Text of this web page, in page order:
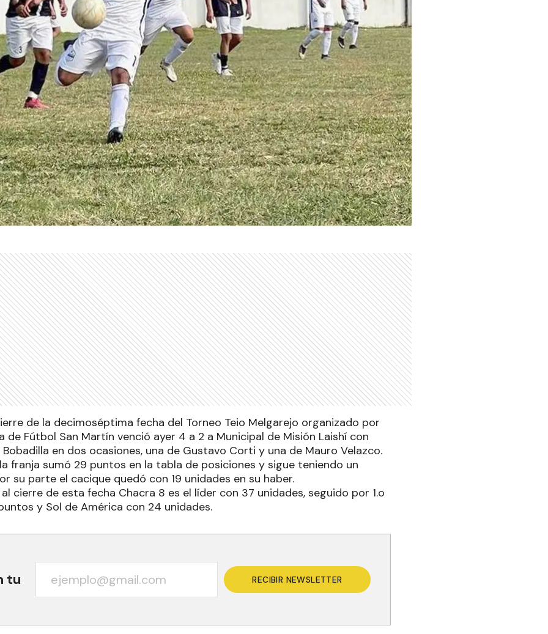
de la decimoséptima fecha del Torneo Teio Melgarejo organizado por
de Fútbol San Martín venció ayer 4 a 2 a Municipal de Misión Laishí con
en dos ocasiones, una de Gustavo Corti y una de Mauro Velazco.
franja sumó 29 puntos en la tabla de posiciones y sigue teniendo un
su parte el cacique quedó con 19 unidades en su haber.
cierre de esta fecha Chacra 8 es el líder con 37 unidades, seguido por 1.o
y Sol de América con 24 unidades.
tu RECIBIR NEWSLETTER